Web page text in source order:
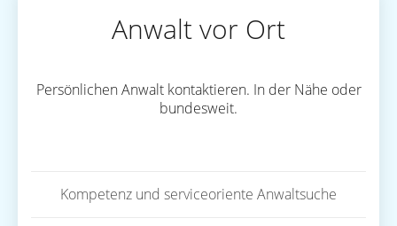
Anwalt vor Ort
Persönlichen Anwalt kontaktieren. In der Nähe oder
bundesweit.
Kompetenz und serviceoriente Anwaltsuche